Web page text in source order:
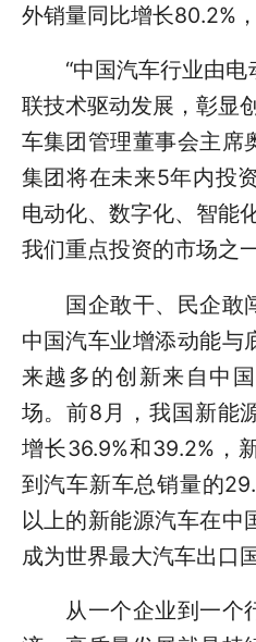
外销量同比增长80.2%
“中国汽车行业由电
联技术驱动发展，彰显
车集团管理董事会主席
集团将在未来5年内投
电动化、数字化、智能
我们重点投资的市场之一
国企敢干、民企敢
中国汽车业增添动能与
来越多的创新来自中
场。前8月，我国新能
增长36.9%和39.2%，
到汽车新车总销量的
以上的新能源汽车在中
成为世界最大汽车出口国
从一个企业到一个